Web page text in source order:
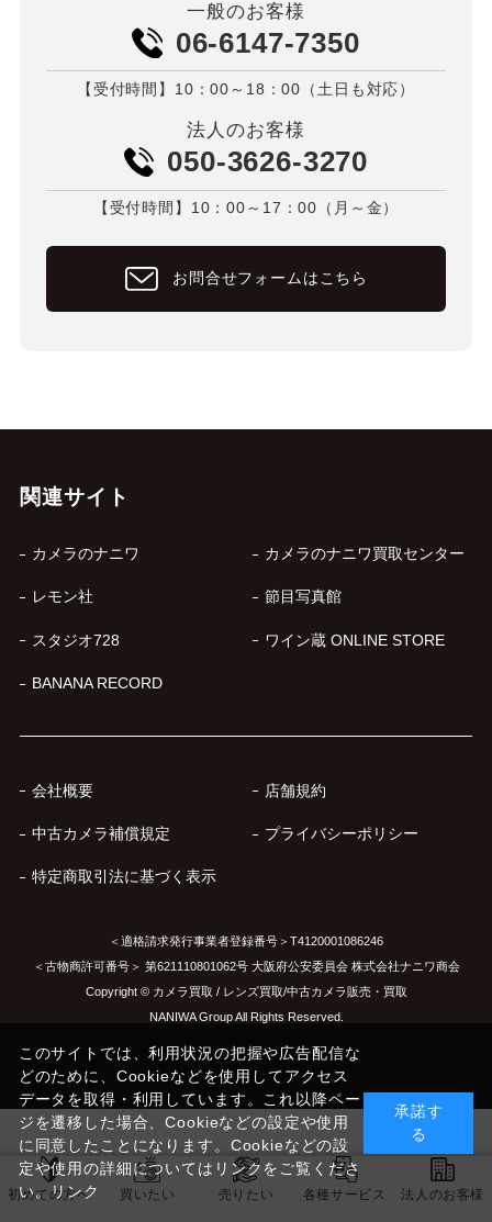
初めての方へ 買いたい 売りたい 各種サービス 法人のお客様
一般のお客様
06-6147-7350
【受付時間】10：00～18：00（土日も対応）
法人のお客様
050-3626-3270
【受付時間】10：00～17：00（月～金）
お問合せフォームはこちら
関連サイト
カメラのナニワ カメラのナニワ買取センター
レモン社 節目写真館
スタジオ728 ワイン蔵 ONLINE STORE
BANANA RECORD
会社概要 店舗規約
中古カメラ補償規定 プライバシーポリシー
特定商取引法に基づく表示
＜適格請求発行事業者登録番号＞T4120001086246
＜古物商許可番号＞ 第621110801062号 大阪府公安委員会 株式会社ナニワ商会
Copyright © カメラ買取 / レンズ買取/中古カメラ販売・買取
NANIWA Group All Rights Reserved.
このサイトでは、利用状況の把握や広告配信な
どのために、Cookieなどを使用してアクセス
データを取得・利用しています。これ以降ペー
ジを遷移した場合、Cookieなどの設定や使用
に同意したことになります。Cookieなどの設
定や使用の詳細についてはリンクをご覧くださ
い。リンク
承諾す
る